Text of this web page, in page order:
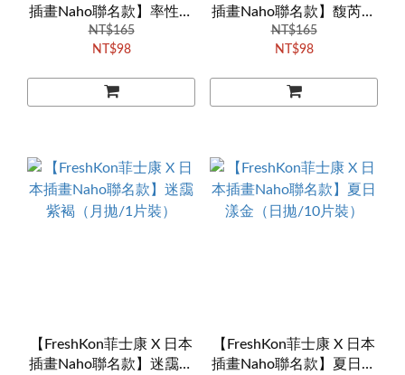
插畫Naho聯名款】率性青
空（月拋/1片裝）
NT$165
NT$98
插畫Naho聯名款】馥芮奶
灰（月拋/1片裝）
NT$165
NT$98
【FreshKon菲士康 X 日本
插畫Naho聯名款】迷靄紫
【FreshKon菲士康 X 日本
插畫Naho聯名款】夏日漾